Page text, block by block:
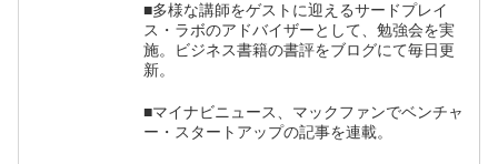
■多様な講師をゲストに迎えるサードプレイ
ス・ラボのアドバイザーとして、勉強会を実
施。ビジネス書籍の書評をブログにて毎日更
新。
■マイナビニュース、マックファンでベンチャ
ー・スタートアップの記事を連載。